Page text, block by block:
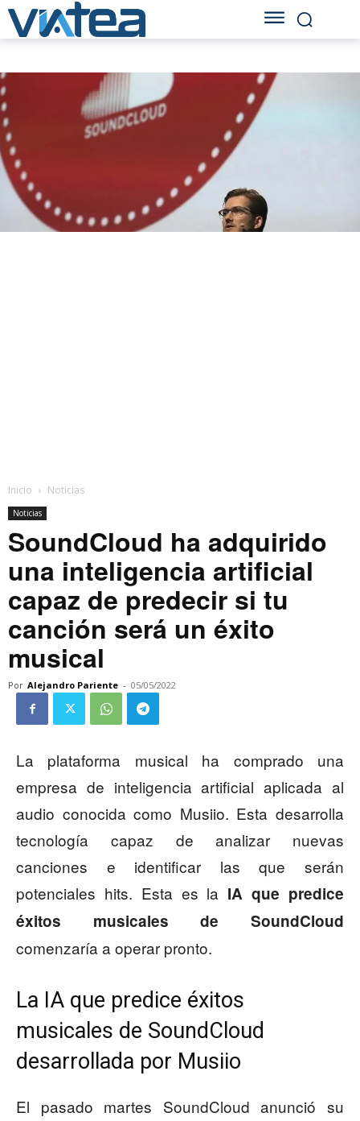
Inicio Noticias
Noticias
SoundCloud ha adquirido
una inteligencia artificial
capaz de predecir si tu
canción será un éxito
musical
Por Alejandro Pariente - 05/05/2022
La plataforma musical ha comprado una
empresa de inteligencia artificial aplicada al
audio conocida como Musiio. Esta desarrolla
tecnología capaz de analizar nuevas
canciones e identificar las que serán
potenciales hits. Esta es la IA que predice
éxitos musicales de SoundCloud
comenzaría a operar pronto.
La IA que predice éxitos
musicales de SoundCloud
desarrollada por Musiio
El pasado martes SoundCloud anunció su